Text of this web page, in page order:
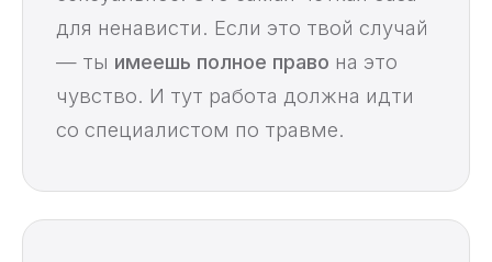
для ненависти. Если это твой случай
— ты имеешь полное право на это
чувство. И тут работа должна идти
со специалистом по травме.